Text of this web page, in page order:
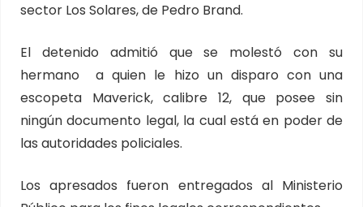
sector Los Solares, de Pedro Brand.
El detenido admitió que se molestó con su
hermano a quien le hizo un disparo con una
escopeta Maverick, calibre 12, que posee sin
ningún documento legal, la cual está en poder de
las autoridades policiales.
Los apresados fueron entregados al Ministerio